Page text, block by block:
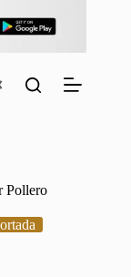
Pollero